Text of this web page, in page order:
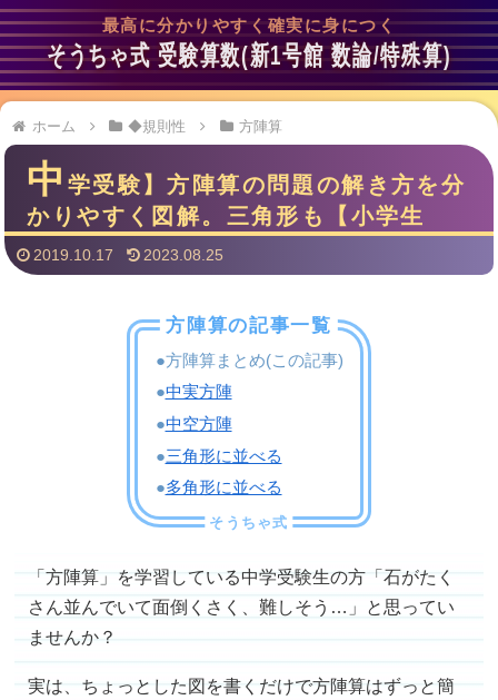
最高に分かりやすく確実に身につく
そうちゃ式 受験算数(新1号館 数論/特殊算)
ホーム ◆規則性 方陣算
中 学受験】方陣算の問題の解き方を分
かりやすく図解。三角形も【小学生
2019.10.17 2023.08.25
方陣算の記事一覧
●方陣算まとめ(この記事)
●中実方陣
●中空方陣
●三角形に並べる
●多角形に並べる
「方陣算」を学習している中学受験生の方「石がたく
さん並んでいて面倒くさく、難しそう…」と思ってい
ませんか？
実は、ちょっとした図を書くだけで方陣算はずっと簡